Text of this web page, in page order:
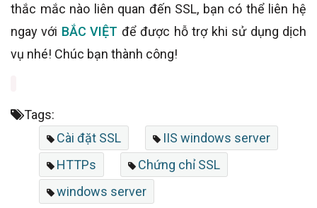
thắc mắc nào liên quan đến SSL, bạn có thể liên hệ
ngay với BẮC VIỆT để được hỗ trợ khi sử dụng dịch
vụ nhé! Chúc bạn thành công!
Tags:
Cài đặt SSL
IIS windows server
HTTPs
Chứng chỉ SSL
windows server